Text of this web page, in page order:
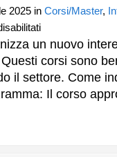
2025 in Corsi/Master,
su
Germani.
Nuovo
corso
un nuovo
corsi sono
il settore. Come
Il corso